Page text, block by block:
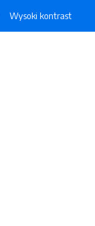
Wysoki kontrast